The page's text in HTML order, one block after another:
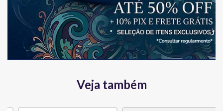
Veja também